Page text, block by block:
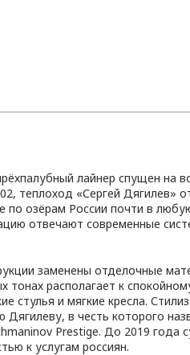
лайнер спущен на
теплоход «Сергей Дягилев»
по озёрам России почти в
отвечают современные
заменены отделочные
тонах располагает к
стулья и мягкие кресла.
Дягилеву, в честь которого
Prestige. До 2019 года
к услугам россиян.